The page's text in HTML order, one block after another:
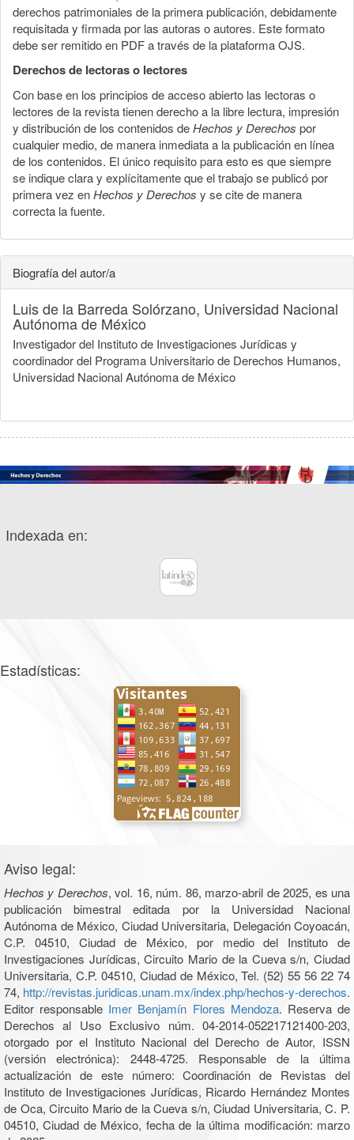
derechos patrimoniales de la primera publicación, debidamente
requisitada y firmada por las autoras o autores. Este formato
debe ser remitido en PDF a través de la plataforma OJS.
Derechos de lectoras o lectores
Con base en los principios de acceso abierto las lectoras o
lectores de la revista tienen derecho a la libre lectura, impresión
y distribución de los contenidos deHechos y Derechos por
cualquier medio, de manera inmediata a la publicación en línea
de los contenidos. El único requisito para esto es que siempre
se indique clara y explícitamente que el trabajo se publicó por
primera vez enHechos y Derechos y se cite de manera
correcta la fuente.
Biografía del autor/a
Luis de la Barreda Solórzano, Universidad Nacional
Autónoma de México
Investigador del Instituto de Investigaciones Jurídicas y
coordinador del Programa Universitario de Derechos Humanos,
Universidad Nacional Autónoma de México
Indexada en:
Estadísticas:
Aviso legal:
Hechos y Derechos, vol. 16, núm. 86, marzo-abril de 2025, es una
publicación bimestral editada por la Universidad Nacional
Autónoma de México, Ciudad Universitaria, Delegación Coyoacán,
C.P. 04510, Ciudad de México, por medio del Instituto de
Investigaciones Jurídicas, Circuito Mario de la Cueva s/n, Ciudad
Universitaria, C.P. 04510, Ciudad de México, Tel. (52) 55 56 22 74
74, http://revistas.juridicas.unam.mx/index.php/hechos-y-derechos.
Editor responsable Imer Benjamín Flores Mendoza. Reserva de
Derechos al Uso Exclusivo núm. 04-2014-052217121400-203,
otorgado por el Instituto Nacional del Derecho de Autor, ISSN
(versión electrónica): 2448-4725. Responsable de la última
actualización de este número: Coordinación de Revistas del
Instituto de Investigaciones Jurídicas, Ricardo Hernández Montes
de Oca, Circuito Mario de la Cueva s/n, Ciudad Universitaria, C. P.
04510, Ciudad de México, fecha de la última modificación: marzo